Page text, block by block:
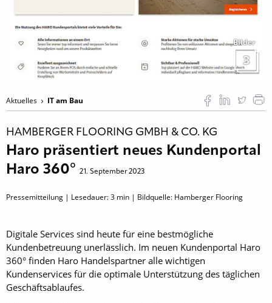
Bilder
3
Aktuelles IT am Bau
HAMBERGER FLOORING GMBH & CO. KG
Haro präsentiert neues Kundenportal
Haro 360° 21. September 2023
Pressemitteilung | Lesedauer:3 min | Bildquelle: Hamberger Flooring
Digitale Services sind heute für eine bestmögliche
Kundenbetreuung unerlässlich. Im neuen Kundenportal Haro
360° finden Haro Handelspartner alle wichtigen
Kundenservices für die optimale Unterstützung des täglichen
Geschäftsablaufes.